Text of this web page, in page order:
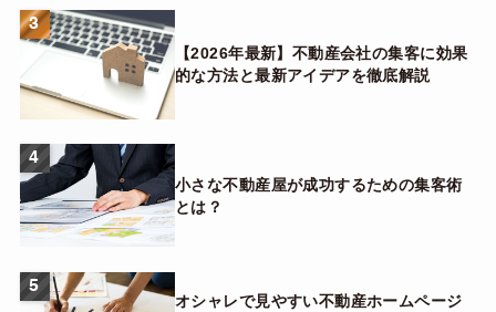
3
【2026年最新】不動産会社の集客に効果
的な方法と最新アイデアを徹底解説
4
小さな不動産屋が成功するための集客術
とは？
5
オシャレで見やすい不動産ホームページ